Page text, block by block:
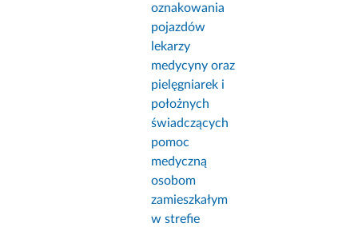
oznakowania
pojazdów
lekarzy
medycyny oraz
pielęgniarek i
położnych
świadczących
pomoc
medyczną
osobom
zamieszkałym
w strefie